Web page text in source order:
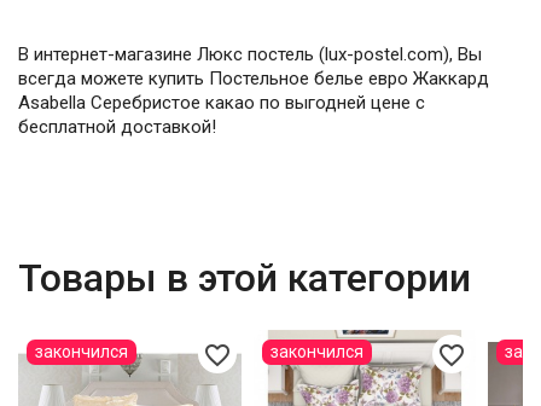
В интернет-магазине Люкс постель (lux-postel.com), Вы
всегда можете купить Постельное белье евро Жаккард
Asabella Серебристое какао по выгодней цене с
бесплатной доставкой!
Товары в этой категории
favorite_border
закончился favorite_border
закончился